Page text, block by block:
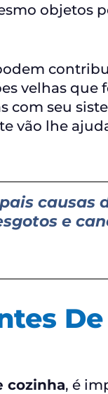
objetos
velhas que
com seu
vão lhe
causas
e
cozinha, é